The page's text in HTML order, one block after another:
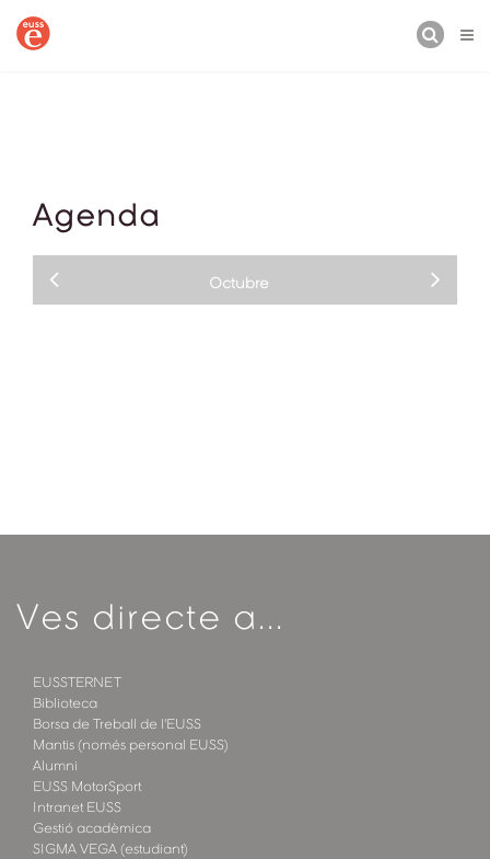
Agenda
Octubre
Ves directe a...
EUSSTERNET
Biblioteca
Borsa de Treball de l'EUSS
Mantis (només personal EUSS)
Alumni
EUSS MotorSport
Intranet EUSS
Gestió acadèmica
SIGMA VEGA (estudiant)